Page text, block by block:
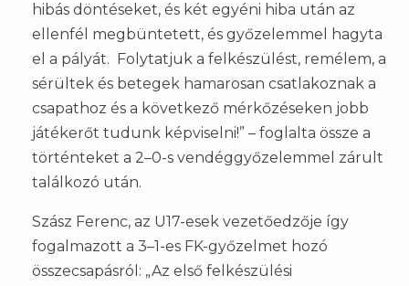
hibás döntéseket, és két egyéni hiba után az
ellenfél megbüntetett, és győzelemmel hagyta
el a pályát. Folytatjuk a felkészülést, remélem, a
sérültek és betegek hamarosan csatlakoznak a
csapathoz és a következő mérkőzéseken jobb
játékerőt tudunk képviselni!” – foglalta össze a
történteket a 2–0-s vendéggyőzelemmel zárult
találkozó után.
Szász Ferenc, az U17-esek vezetőedzője így
fogalmazott a 3–1-es FK-győzelmet hozó
összecsapásról: „Az első felkészülési